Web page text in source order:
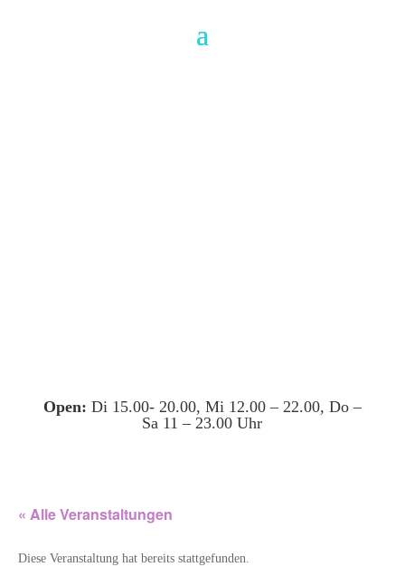
Open: Di 15.00- 20.00, Mi 12.00 – 22.00, Do –
Sa 11 – 23.00 Uhr
« Alle Veranstaltungen
Diese Veranstaltung hat bereits stattgefunden.